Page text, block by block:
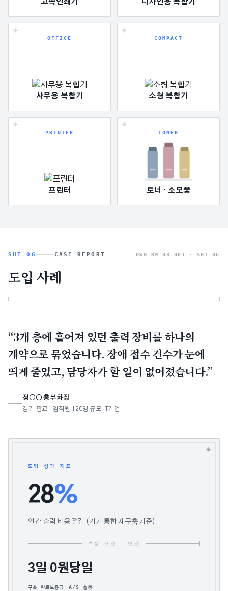
고속인쇄기 디자인용 복합기
OFFICE
사무용 복합기
COMPACT
소형 복합기
PRINTER
프린터
TONER
토너 · 소모품
SHT 06 CASE REPORT DWG RM-08-001 · SHT 06
도입 사례
“3개 층에 흩어져 있던 출력 장비를 하나의
계약으로 묶었습니다. 장애 접수 건수가 눈에
띄게 줄었고, 담당자가 할 일이 없어졌습니다.”
정○○ 총무차장
경기 판교 · 임직원 120명 규모 IT기업
도입 성과 지표
28%
연간 출력 비용 절감 (기기 통합 재구축 기준)
측정 구간 — 연간
3일
구축 완료
0원
보증금
당일
A/S 출동